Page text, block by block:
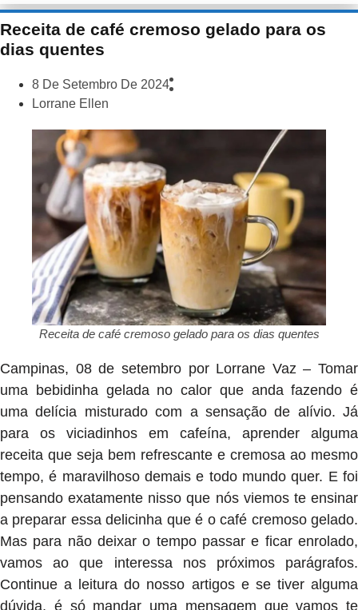
Receita de café cremoso gelado para os
dias quentes
8 De Setembro De 2024
Lorrane Ellen
Receita de café cremoso gelado para os dias quentes
Campinas, 08 de setembro por Lorrane Vaz – Tomar
uma bebidinha gelada no calor que anda fazendo é
uma delícia misturado com a sensação de alívio. Já
para os viciadinhos em cafeína, aprender alguma
receita que seja bem refrescante e cremosa ao mesmo
tempo, é maravilhoso demais e todo mundo quer. E foi
pensando exatamente nisso que nós viemos te ensinar
a preparar essa delicinha que é o café cremoso gelado.
Mas para não deixar o tempo passar e ficar enrolado,
vamos ao que interessa nos próximos parágrafos.
Continue a leitura do nosso artigos e se tiver alguma
dúvida, é só mandar uma mensagem que vamos te